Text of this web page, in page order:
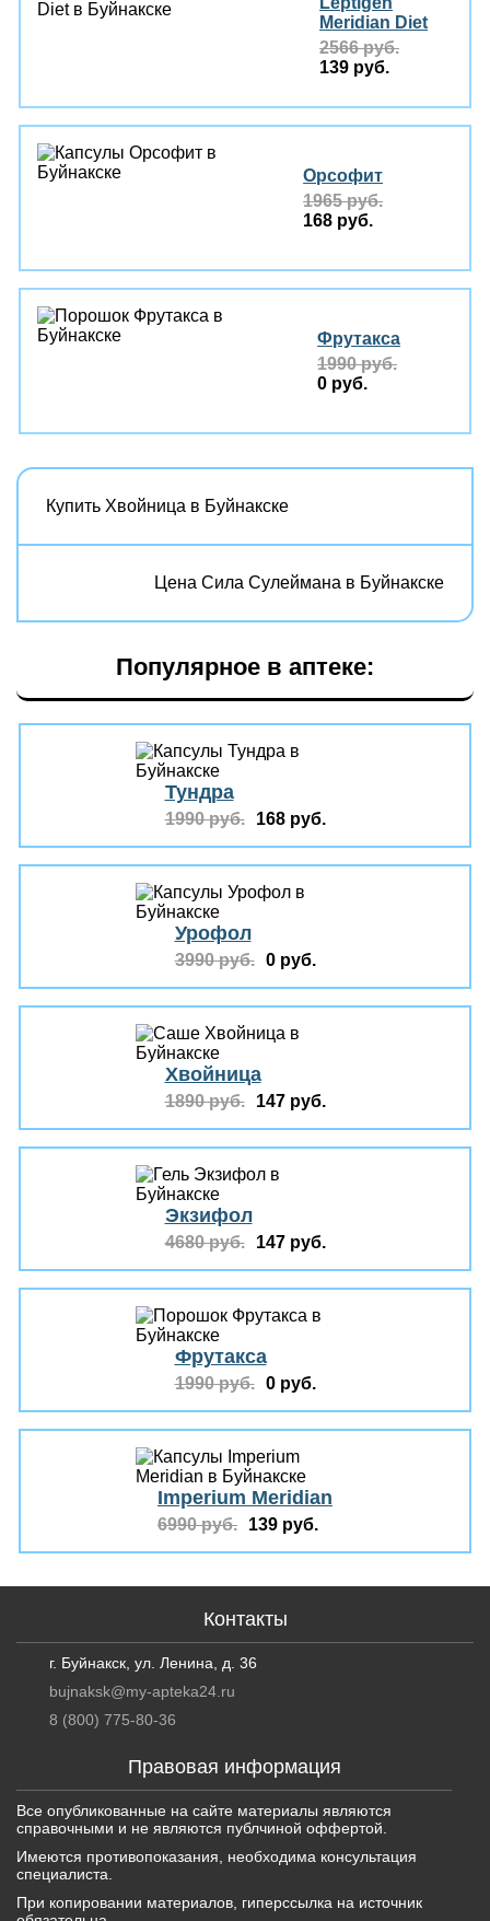
Meridian Diеt
2566 руб.
139 руб.
Орсофит
1965 руб.
168 руб.
Фрутакса
1990 руб.
0 руб.
Купить Хвойница в Буйнакске
Цена Сила Сулеймана в Буйнакске
Популярное в аптеке:
Тундра
1990 руб. 168 руб.
Урофол
3990 руб. 0 руб.
Хвойница
1890 руб. 147 руб.
Экзифол
4680 руб. 147 руб.
Фрутакса
1990 руб. 0 руб.
Imperium Meridian
6990 руб. 139 руб.
Правовая информация
Все опубликованные на сайте материалы являются
справочными и не являются публчиной оффертой.
Имеются противопоказания, необходима консультация
специалиста.
При копировании материалов, гиперссылка на источник
Контакты
г. Буйнакск, ул. Ленина, д. 36
bujnaksk@my-apteka24.ru
8 (800) 775-80-36